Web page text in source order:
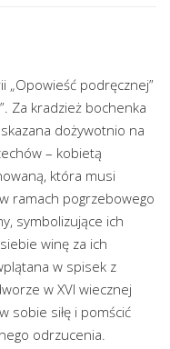
„Opowieść podręcznej”
Za kradzież bochenka
dożywotnio na
– kobietą
która musi
ramach pogrzebowego
symbolizujące ich
winę za ich
w spisek z
w XVI wiecznej
sobie siłę i pomścić
odrzucenia.